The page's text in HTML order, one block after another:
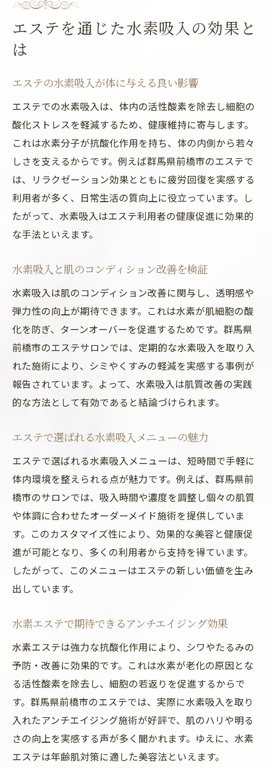
エステを通じた水素吸入の効果と
は
エステの水素吸入が体に与える良い影響
エステでの水素吸入は、体内の活性酸素を除去し細胞の
酸化ストレスを軽減するため、健康維持に寄与します。
これは水素分子が抗酸化作用を持ち、体の内側から若々
しさを支えるからです。例えば群馬県前橋市のエステで
は、リラクゼーション効果とともに疲労回復を実感する
利用者が多く、日常生活の質向上に役立っています。し
たがって、水素吸入はエステ利用者の健康促進に効果的
な手法といえます。
水素吸入と肌のコンディション改善を検証
水素吸入は肌のコンディション改善に関与し、透明感や
弾力性の向上が期待できます。これは水素が肌細胞の酸
化を防ぎ、ターンオーバーを促進するためです。群馬県
前橋市のエステサロンでは、定期的な水素吸入を取り入
れた施術により、シミやくすみの軽減を実感する事例が
報告されています。よって、水素吸入は肌質改善の実践
的な方法として有効であると結論づけられます。
エステで選ばれる水素吸入メニューの魅力
エステで選ばれる水素吸入メニューは、短時間で手軽に
体内環境を整えられる点が魅力です。例えば、群馬県前
橋市のサロンでは、吸入時間や濃度を調整し個々の肌質
や体調に合わせたオーダーメイド施術を提供していま
す。このカスタマイズ性により、効果的な美容と健康促
進が可能となり、多くの利用者から支持を得ています。
したがって、このメニューはエステの新しい価値を生み
出しています。
水素エステで期待できるアンチエイジング効果
水素エステは強力な抗酸化作用により、シワやたるみの
予防・改善に効果的です。これは水素が老化の原因とな
る活性酸素を除去し、細胞の若返りを促進するからで
す。群馬県前橋市のエステでは、実際に水素吸入を取り
入れたアンチエイジング施術が好評で、肌のハリや明る
さの向上を実感する声が多く聞かれます。ゆえに、水素
エステは年齢肌対策に適した美容法といえます。